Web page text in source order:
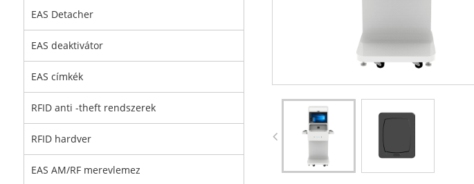
EAS Detacher
EAS deaktivátor
EAS címkék
RFID anti -theft rendszerek
RFID hardver
EAS AM/RF merevlemez